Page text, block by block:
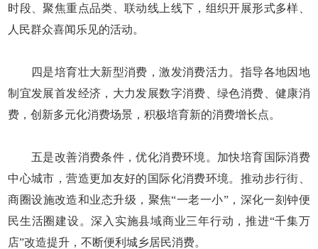
时段、聚焦重点品类、联动线上线下，组织开展形式多样、
人民群众喜闻乐见的活动。
四是培育壮大新型消费，激发消费活力。指导各地因地
制宜发展首发经济，大力发展数字消费、绿色消费、健康消
费，创新多元化消费场景，积极培育新的消费增长点。
五是改善消费条件，优化消费环境。加快培育国际消费
中心城市，营造更加友好的国际化消费环境。推动步行街、
商圈设施改造和业态升级，聚焦“一老一小”，深化一刻钟便
民生活圈建设。深入实施县域商业三年行动，推进“千集万
店”改造提升，不断便利城乡居民消费。